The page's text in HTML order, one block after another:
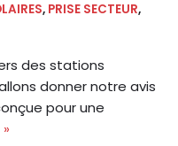
, PRISE SECTEUR,
des stations
donner notre avis
pour une